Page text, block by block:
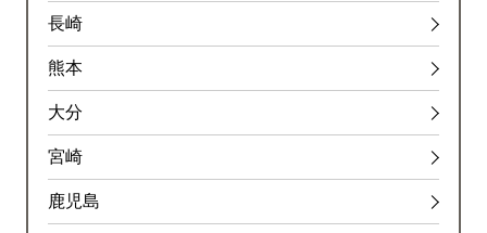
長崎
熊本
大分
宮崎
鹿児島